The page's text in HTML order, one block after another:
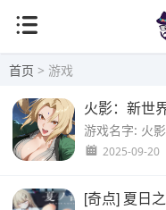
首页 > 游戏
火影：新世
2025-09-20